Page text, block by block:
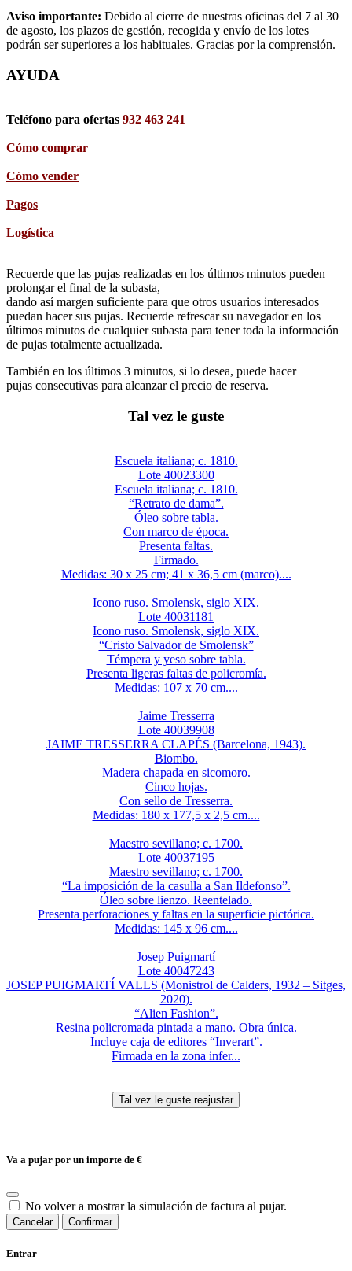
Aviso importante: Debido al cierre de nuestras oficinas del 7 al 30
de agosto, los plazos de gestión, recogida y envío de los lotes
podrán ser superiores a los habituales. Gracias por la comprensión.
AYUDA
Teléfono para ofertas 932 463 241
Cómo comprar
Cómo vender
Pagos
Logística
Recuerde que las pujas realizadas en los últimos minutos pueden
prolongar el final de la subasta,
dando así margen suficiente para que otros usuarios interesados
puedan hacer sus pujas. Recuerde refrescar su navegador en los
últimos minutos de cualquier subasta para tener toda la información
de pujas totalmente actualizada.
También en los últimos 3 minutos, si lo desea, puede hacer
pujas consecutivas para alcanzar el precio de reserva.
Tal vez le guste
Escuela italiana; c. 1810.
Lote 40023300
Escuela italiana; c. 1810.
“Retrato de dama”.
Óleo sobre tabla.
Con marco de época.
Presenta faltas.
Firmado.
Medidas: 30 x 25 cm; 41 x 36,5 cm (marco)....
Icono ruso. Smolensk, siglo XIX.
Lote 40031181
Icono ruso. Smolensk, siglo XIX.
“Cristo Salvador de Smolensk”
Témpera y yeso sobre tabla.
Presenta ligeras faltas de policromía.
Medidas: 107 x 70 cm....
Jaime Tresserra
Lote 40039908
JAIME TRESSERRA CLAPÉS (Barcelona, 1943).
Biombo.
Madera chapada en sicomoro.
Cinco hojas.
Con sello de Tresserra.
Medidas: 180 x 177,5 x 2,5 cm....
Maestro sevillano; c. 1700.
Lote 40037195
Maestro sevillano; c. 1700.
“La imposición de la casulla a San Ildefonso”.
Óleo sobre lienzo. Reentelado.
Presenta perforaciones y faltas en la superficie pictórica.
Medidas: 145 x 96 cm....
Josep Puigmartí
Lote 40047243
JOSEP PUIGMARTÍ VALLS (Monistrol de Calders, 1932 – Sitges,
2020).
“Alien Fashion”.
Resina policromada pintada a mano. Obra única.
Incluye caja de editores “Inverart”.
Firmada en la zona infer...
Va a pujar por un importe de €
No volver a mostrar la simulación de factura al pujar.
Cancelar Confirmar
Entrar